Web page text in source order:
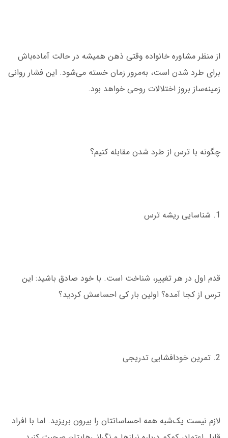
از منظر مشاوره خانواده وقتی ذهن همیشه در حالت آماده‌باش
برای طرد شدن است، به‌مرور زمان خسته می‌شود. این فشار روانی
زمینه‌ساز بروز اختلالات روحی خواهد بود.
چگونه با ترس از طرد شدن مقابله کنیم؟
1. شناسایی ریشه ترس
قدم اول در هر تغییر، شناخت است. با خود صادق باشید: این
ترس از کجا آمده؟ اولین بار کی احساسش کردید؟
2. تمرین خودافشایی تدریجی
لازم نیست یک‌شبه همه احساساتتان را بیرون بریزید. اما با افراد